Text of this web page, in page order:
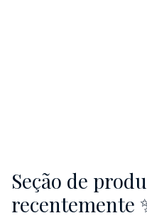
Seção de
recentemente